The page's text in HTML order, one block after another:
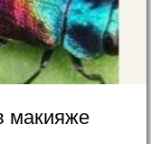
макияже